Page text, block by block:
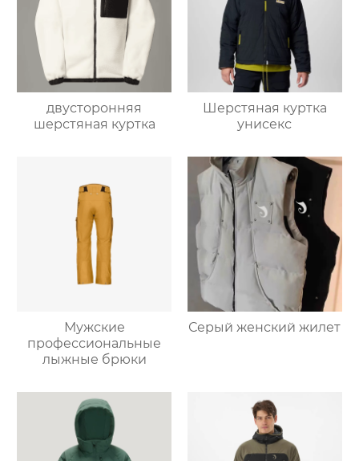
двусторонняя
шерстяная куртка
Шерстяная куртка
унисекс
Мужские
профессиональные
лыжные брюки
Серый женский жилет